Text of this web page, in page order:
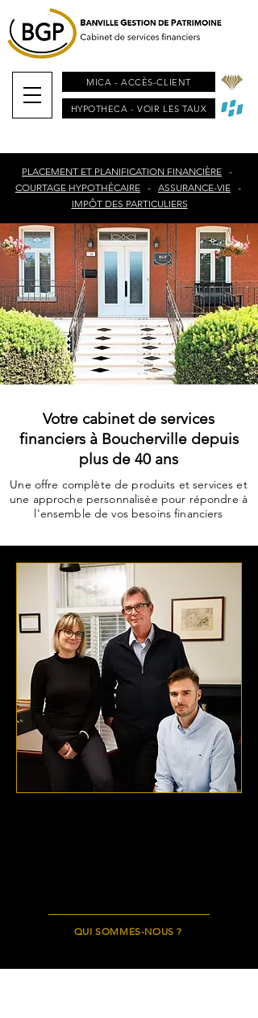
MICA - ACCÈS-CLIENT
HYPOTHECA - VOIR LES TAUX
PLACEMENT ET PLANIFICATION FINANCIÈRE -
COURTAGE HYPOTHÉCAIRE - ASSURANCE-VIE -
IMPÔT DES PARTICULIERS
Votre cabinet de services
financiers à Boucherville depuis
plus de 40 ans
Une offre complète de produits et services et
une approche personnalisée pour répondre à
l'ensemble de vos besoins financiers
QUI SOMMES-NOUS ?